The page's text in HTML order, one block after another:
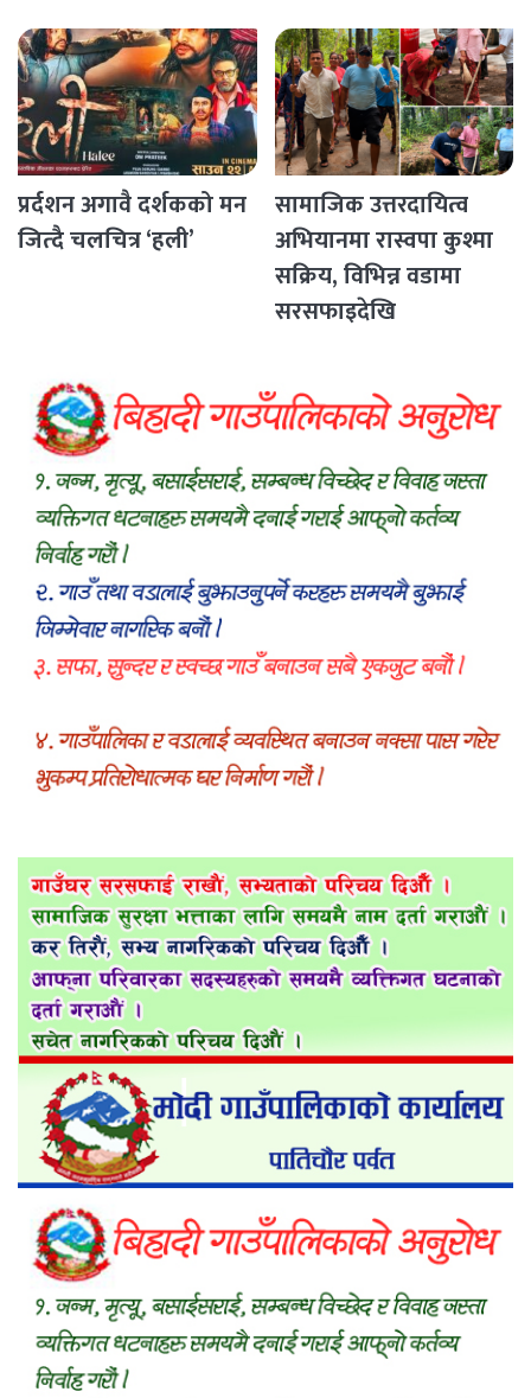
प्रर्दशन अगावै दर्शकको मन
जित्दै चलचित्र ‘हली’
सामाजिक उत्तरदायित्व
अभियानमा रास्वपा कुश्मा
सक्रिय, विभिन्न वडामा
सरसफाइदेखि